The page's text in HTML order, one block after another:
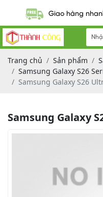
Giao hàng
Trang chủ Sản phẩm
Samsung Galaxy S26
Samsung Galaxy S26
Samsung Galaxy